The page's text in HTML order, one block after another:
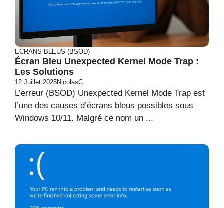
ECRANS BLEUS (BSOD)
Écran Bleu Unexpected Kernel Mode Trap :
Les Solutions
12 Juillet 2025NicolasC
L’erreur (BSOD) Unexpected Kernel Mode Trap est
l’une des causes d’écrans bleus possibles sous
Windows 10/11. Malgré ce nom un ...